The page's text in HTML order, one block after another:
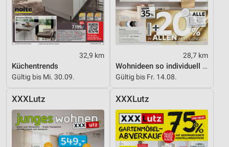
32,9 km
Küchentrends
Gültig bis Mi. 30.09.
28,7 km
Wohnideen so individuell wie du!
Gültig bis Fr. 14.08.
XXXLutz XXXLutz